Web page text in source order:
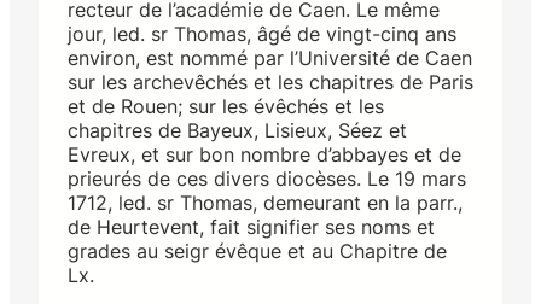
recteur de l’académie de Caen. Le même
jour, led. sr Thomas, âgé de vingt-cinq ans
environ, est nommé par l’Université de Caen
sur les archevêchés et les chapitres de Paris
et de Rouen; sur les évêchés et les
chapitres de Bayeux, Lisieux, Séez et
Evreux, et sur bon nombre d’abbayes et de
prieurés de ces divers diocèses. Le 19 mars
1712, led. sr Thomas, demeurant en la parr.,
de Heurtevent, fait signifier ses noms et
grades au seigr évêque et au Chapitre de
Lx.